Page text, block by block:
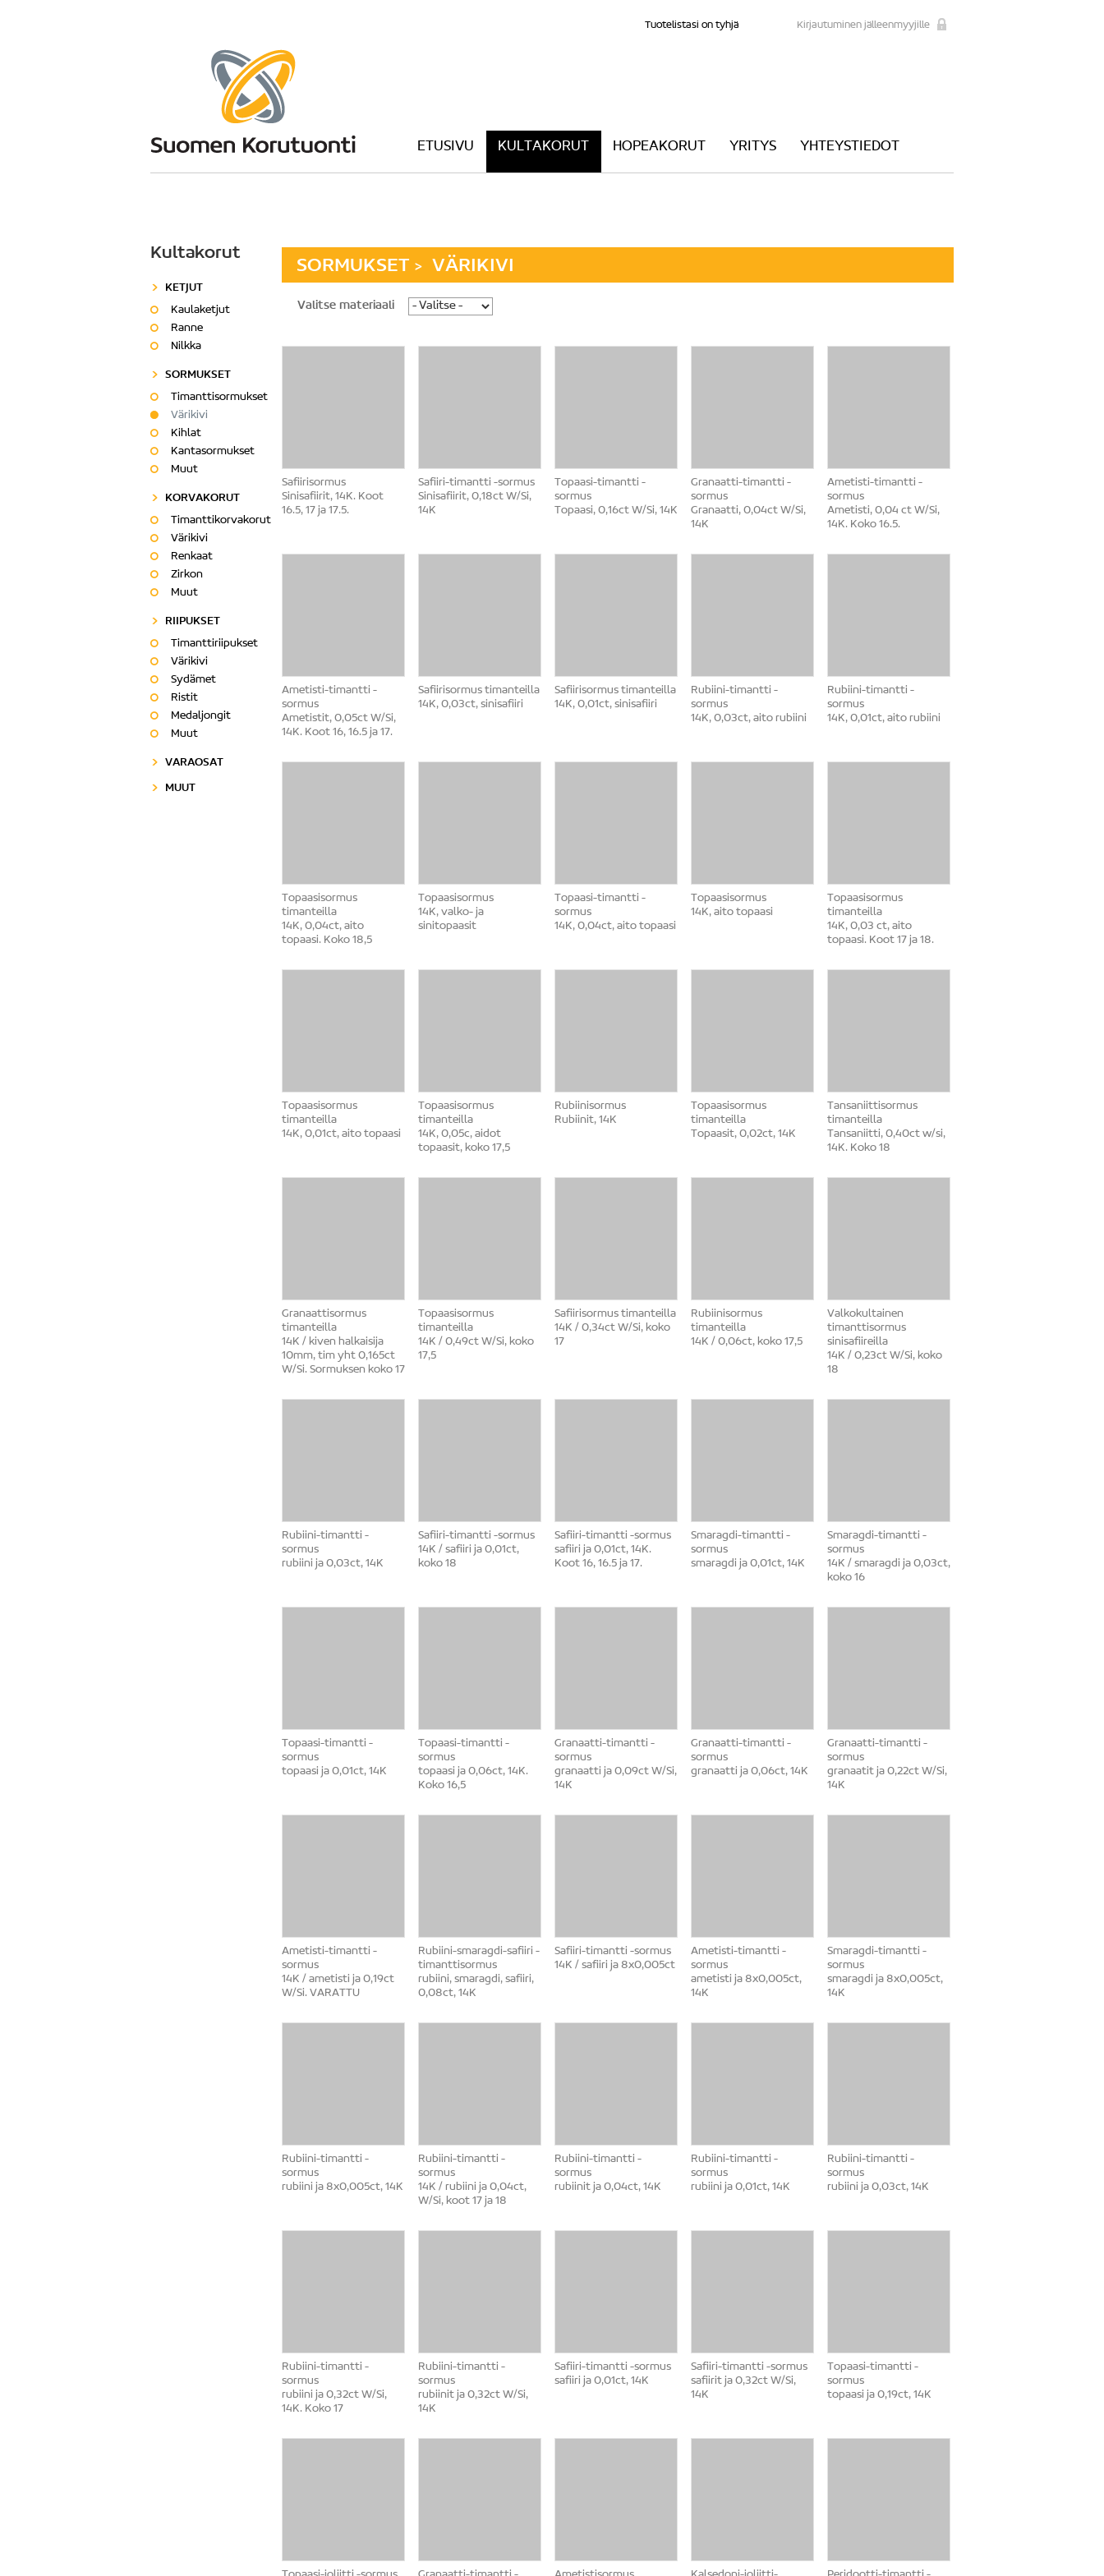
Tuotelistasi on tyhjä Kirjautuminen jälleenmyyjille
ETUSIVU KULTAKORUT HOPEAKORUT YRITYS YHTEYSTIEDOT
SORMUKSET > VÄRIKIVI
Valitse materiaali
Safiirisormus
Sinisafiirit, 14K. Koot
16.5, 17 ja 17.5.
Safiiri-timantti -sormus
Sinisafiirit, 0,18ct W/Si,
14K
Topaasi-timantti -
sormus
Topaasi, 0,16ct W/Si, 14K
Granaatti-timantti -
sormus
Granaatti, 0,04ct W/Si,
14K
Ametisti-timantti -
sormus
Ametisti, 0,04 ct W/Si,
14K. Koko 16.5.
Ametisti-timantti -
sormus
Ametistit, 0,05ct W/Si,
14K. Koot 16, 16.5 ja 17.
Safiirisormus timanteilla
14K, 0,03ct, sinisafiiri
Safiirisormus timanteilla
14K, 0,01ct, sinisafiiri
Rubiini-timantti -
sormus
14K, 0,03ct, aito rubiini
Rubiini-timantti -
sormus
14K, 0,01ct, aito rubiini
Topaasisormus
timanteilla
14K, 0,04ct, aito
topaasi. Koko 18,5
Topaasisormus
14K, valko- ja
sinitopaasit
Topaasi-timantti -
sormus
14K, 0,04ct, aito topaasi
Topaasisormus
14K, aito topaasi
Topaasisormus
timanteilla
14K, 0,03 ct, aito
topaasi. Koot 17 ja 18.
Topaasisormus
timanteilla
14K, 0,01ct, aito topaasi
Topaasisormus
timanteilla
14K, 0,05c, aidot
topaasit, koko 17,5
Rubiinisormus
Rubiinit, 14K
Topaasisormus
timanteilla
Topaasit, 0,02ct, 14K
Tansaniittisormus
timanteilla
Tansaniitti, 0,40ct w/si,
14K. Koko 18
Granaattisormus
timanteilla
14K / kiven halkaisija
10mm, tim yht 0,165ct
W/Si. Sormuksen koko 17
Topaasisormus
timanteilla
14K / 0,49ct W/Si, koko
17,5
Safiirisormus timanteilla
14K / 0,34ct W/Si, koko
17
Rubiinisormus
timanteilla
14K / 0,06ct, koko 17,5
Valkokultainen
timanttisormus
sinisafiireilla
14K / 0,23ct W/Si, koko
18
Rubiini-timantti -
sormus
rubiini ja 0,03ct, 14K
Safiiri-timantti -sormus
14K / safiiri ja 0,01ct,
koko 18
Safiiri-timantti -sormus
safiiri ja 0,01ct, 14K.
Koot 16, 16.5 ja 17.
Smaragdi-timantti -
sormus
smaragdi ja 0,01ct, 14K
Smaragdi-timantti -
sormus
14K / smaragdi ja 0,03ct,
koko 16
Topaasi-timantti -
sormus
topaasi ja 0,01ct, 14K
Topaasi-timantti -
sormus
topaasi ja 0,06ct, 14K.
Koko 16,5
Granaatti-timantti -
sormus
granaatti ja 0,09ct W/Si,
14K
Granaatti-timantti -
sormus
granaatti ja 0,06ct, 14K
Granaatti-timantti -
sormus
granaatit ja 0,22ct W/Si,
14K
Ametisti-timantti -
sormus
14K / ametisti ja 0,19ct
W/Si. VARATTU
Rubiini-smaragdi-safiiri -
timanttisormus
rubiini, smaragdi, safiiri,
0,08ct, 14K
Safiiri-timantti -sormus
14K / safiiri ja 8x0,005ct
Ametisti-timantti -
sormus
ametisti ja 8x0,005ct,
14K
Smaragdi-timantti -
sormus
smaragdi ja 8x0,005ct,
14K
Rubiini-timantti -
sormus
rubiini ja 8x0,005ct, 14K
Rubiini-timantti -
sormus
14K / rubiini ja 0,04ct,
W/Si, koot 17 ja 18
Rubiini-timantti -
sormus
rubiinit ja 0,04ct, 14K
Rubiini-timantti -
sormus
rubiini ja 0,01ct, 14K
Rubiini-timantti -
sormus
rubiini ja 0,03ct, 14K
Rubiini-timantti -
sormus
rubiini ja 0,32ct W/Si,
14K. Koko 17
Rubiini-timantti -
sormus
rubiinit ja 0,32ct W/Si,
14K
Safiiri-timantti -sormus
safiiri ja 0,01ct, 14K
Safiiri-timantti -sormus
safiirit ja 0,32ct W/Si,
14K
Topaasi-timantti -
sormus
topaasi ja 0,19ct, 14K
Kultakorut
KETJUT
Kaulaketjut
Ranne
Nilkka
SORMUKSET
Timanttisormukset
Värikivi
Kihlat
Kantasormukset
Muut
KORVAKORUT
Timanttikorvakorut
Värikivi
Renkaat
Zirkon
Muut
RIIPUKSET
Timanttiriipukset
Värikivi
Sydämet
Ristit
Medaljongit
Muut
VARAOSAT
MUUT